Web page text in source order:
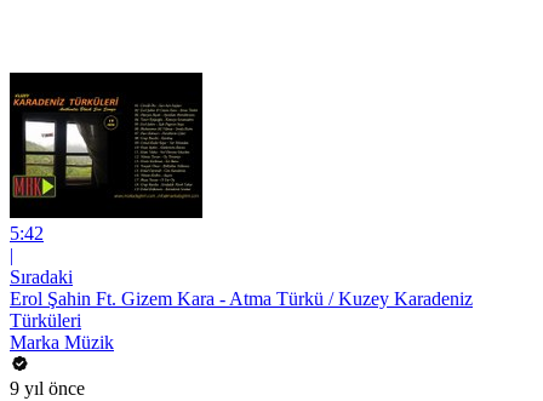
5:42
|
Sıradaki
Erol Şahin Ft. Gizem Kara - Atma Türkü / Kuzey Karadeniz
Türküleri
Marka Müzik
9 yıl önce